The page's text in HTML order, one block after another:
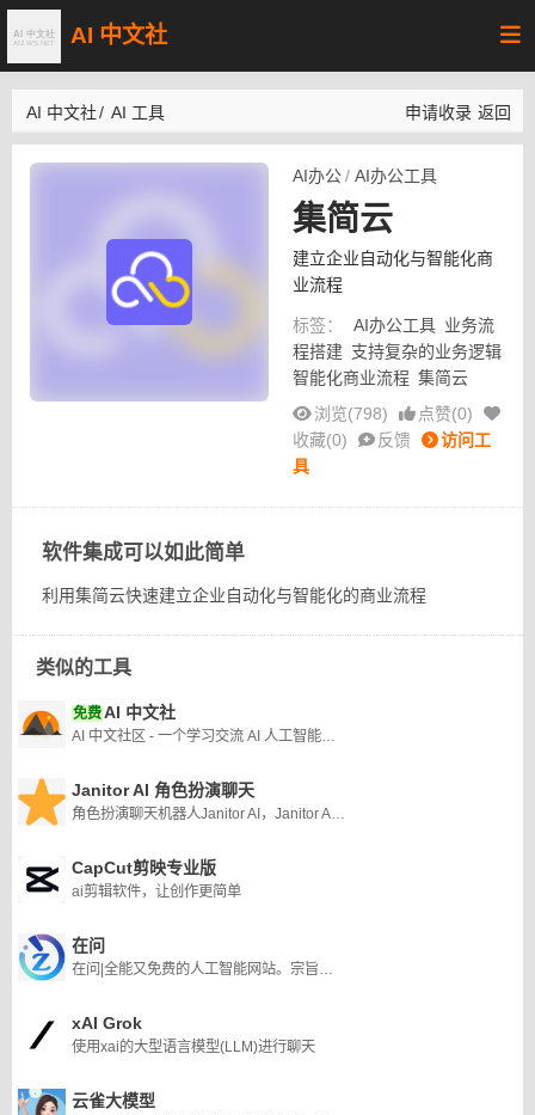
AI 中文社
AI 中文社/ AI 工具 申请收录 返回
AI办公/ AI办公工具
集简云
建立企业自动化与智能化商
业流程
标签： AI办公工具 业务流
程搭建 支持复杂的业务逻辑
智能化商业流程 集简云
浏览(798)
点赞(0)
收藏(0) 反馈
访问工
具
软件集成可以如此简单
利用集简云快速建立企业自动化与智能化的商业流程
类似的工具
免费AI 中文社
AI 中文社区 - 一个学习交流 AI 人工智能技术的中文社区
Janitor AI 角色扮演聊天
角色扮演聊天机器人Janitor AI，Janitor AI 被证明是各行业用户的多功能且不可或缺的平台。
CapCut剪映专业版
ai剪辑软件，让创作更简单
在问
在问|全能又免费的人工智能网站。宗旨：让知识无界,智能触手可及
xAI Grok
使用xai的大型语言模型(LLM)进行聊天
云雀大模型